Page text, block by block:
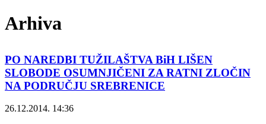
Arhiva
PO NAREDBI TUŽILAŠTVA BiH LIŠEN
SLOBODE OSUMNJIČENI ZA RATNI ZLOČIN
NA PODRUČJU SREBRENICE
26.12.2014. 14:36